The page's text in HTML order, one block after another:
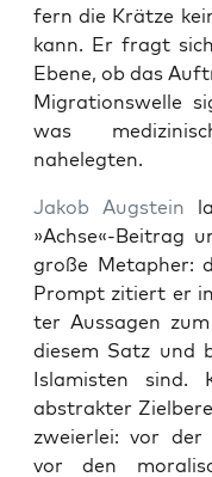
fern die Krät­ze
kann. Er fragt
Ebe­ne, ob das
Migra­ti­ons­wel­le
was
nahelegten.
Jakob Aug­stein
»Achse«-Beitrag
gro­ße Meta­pher:
Prompt zitiert er
ter Aus­sa­gen
die­sem Satz und
Isla­mis­ten sind.
abs­trak­ter
zwei­er­lei: vor
vor den